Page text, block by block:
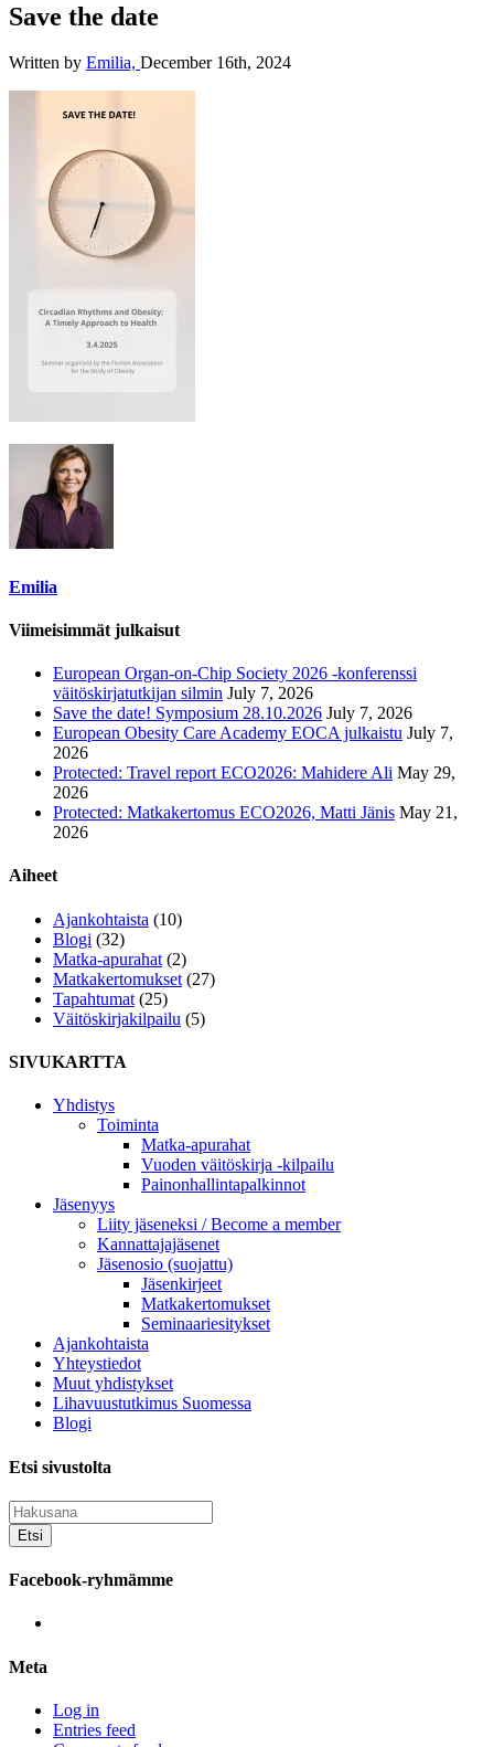
Save the date
Written by Emilia, December 16th, 2024
Emilia
Viimeisimmät julkaisut
European Organ-on-Chip Society 2026 -konferenssi
väitöskirjatutkijan silmin July 7, 2026
Save the date! Symposium 28.10.2026 July 7, 2026
European Obesity Care Academy EOCA julkaistu July 7,
2026
Protected: Travel report ECO2026: Mahidere Ali May 29,
2026
Protected: Matkakertomus ECO2026, Matti Jänis May 21,
2026
Aiheet
Ajankohtaista (10)
Blogi (32)
Matka-apurahat (2)
Matkakertomukset (27)
Tapahtumat (25)
Väitöskirjakilpailu (5)
SIVUKARTTA
Yhdistys
Toiminta
Matka-apurahat
Vuoden väitöskirja -kilpailu
Painonhallintapalkinnot
Jäsenyys
Liity jäseneksi / Become a member
Kannattajajäsenet
Jäsenosio (suojattu)
Jäsenkirjeet
Matkakertomukset
Seminaariesitykset
Ajankohtaista
Yhteystiedot
Muut yhdistykset
Lihavuustutkimus Suomessa
Blogi
Etsi sivustolta
Facebook-ryhmämme
Facebook
Meta
Log in
Entries feed